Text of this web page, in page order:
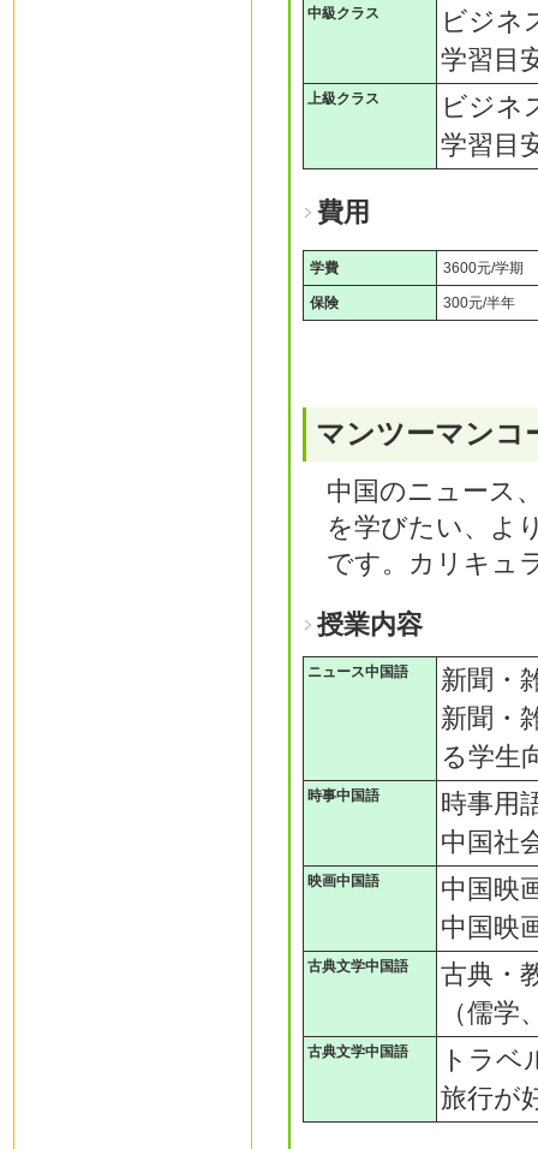
中級クラス
ビジネ
学習目
上級クラス
ビジネ
学習目
費用
学費 3600元/学期
保険 300元/半年
マンツーマン
中国のニュース
を学びたい、よ
です。カリキュ
授業内容
ニュース中国語
新聞・
新聞・
る学生
時事中国語
時事用
中国社
映画中国語
中国映
中国映
古典文学中国語
古典・
（儒
古典文学中国語
トラベ
旅行が